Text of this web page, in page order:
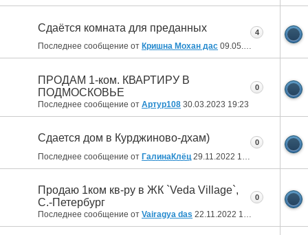
Сдаётся комната для преданных
Последнее сообщение от Кришна Мохан дас 09.05.2023
4
ПРОДАМ 1-ком. КВАРТИРУ В
ПОДМОСКОВЬЕ
Последнее сообщение от Артур108 30.03.2023 19:23
0
Сдается дом в Курджиново-дхам)
Последнее сообщение от ГалинаКлёц 29.11.2022 17:23
0
Продаю 1ком кв-ру в ЖК `Veda Village`,
С.-Петербург
Последнее сообщение от Vairagya das 22.11.2022 19:09
0